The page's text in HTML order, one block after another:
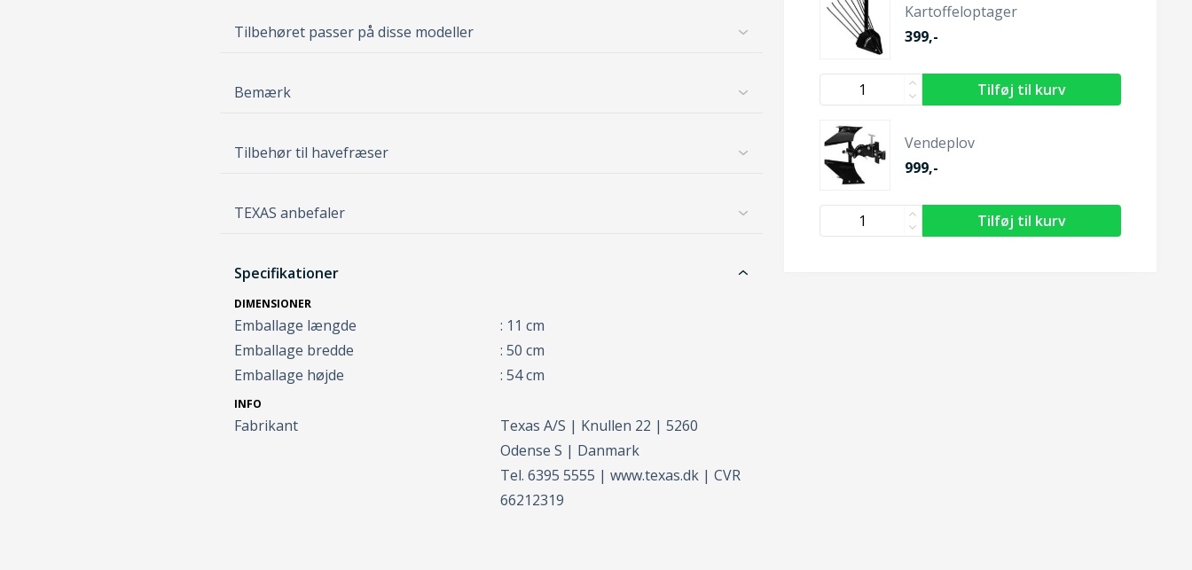
Tilbehøret passer på disse modeller
Bemærk
Tilbehør til havefræser
TEXAS anbefaler
Specifikationer
DIMENSIONER
Emballage længde
: 11 cm
Emballage bredde
: 50 cm
Emballage højde
: 54 cm
INFO
Fabrikant
Texas A/S | Knullen 22 | 5260
Odense S | Danmark
Tel. 6395 5555 | www.texas.dk | CVR
66212319
Kartoffeloptager
399,-
Vendeplov
999,-